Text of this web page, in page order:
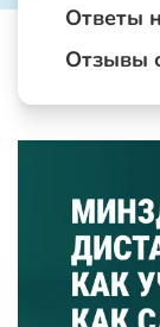
Ответы
Отзывы